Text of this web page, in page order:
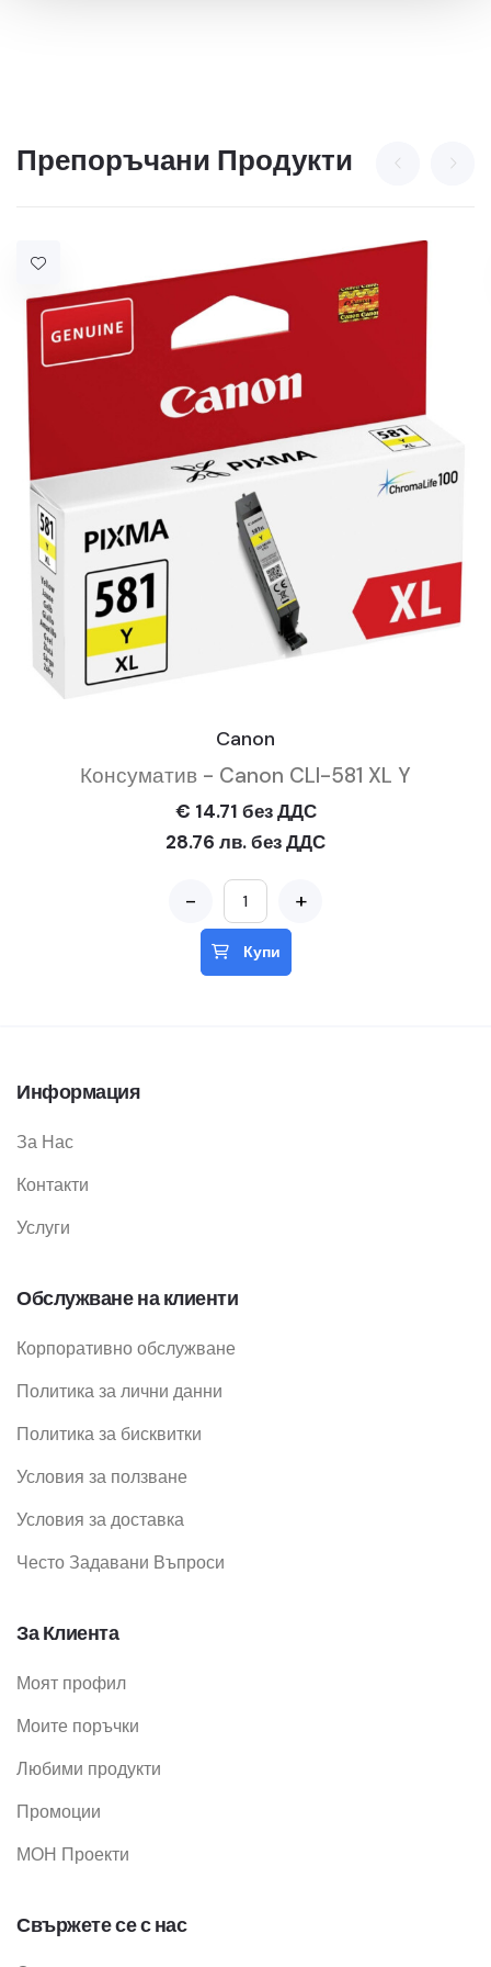
Препоръчани Продукти
Canon
Консуматив - Canon CLI-581 XL Y
€ 14.71 без ДДС
28.76 лв. без ДДС
- +
Купи
Информация
За Нас
Контакти
Услуги
Обслужване на клиенти
Корпоративно обслужване
Политика за лични данни
Политика за бисквитки
Условия за ползване
Условия за доставка
Често Задавани Въпроси
За Клиента
Моят профил
Моите поръчки
Любими продукти
Промоции
МОН Проекти
Свържете се с нас